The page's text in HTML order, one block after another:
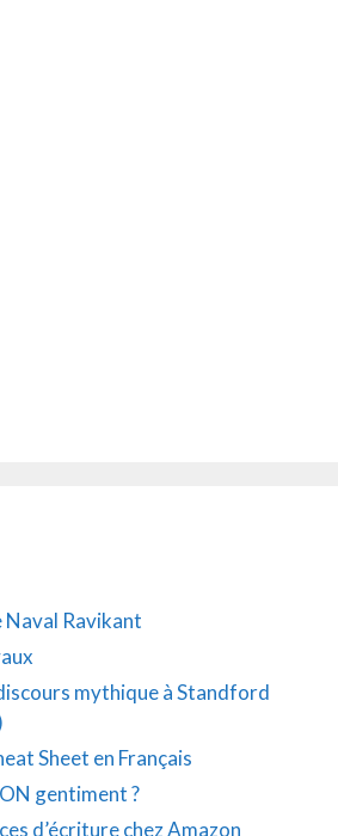
Naval Ravikant
mythique à Standford
Sheet en Français
gentiment ?
d’écriture chez Amazon